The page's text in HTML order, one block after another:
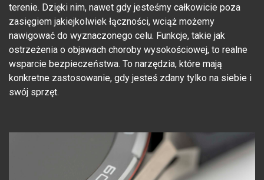
terenie. Dzięki nim, nawet gdy jesteśmy całkowicie poza
zasięgiem jakiejkolwiek łączności, wciąż możemy
nawigować do wyznaczonego celu. Funkcje, takie jak
ostrzeżenia o objawach choroby wysokościowej, to realne
wsparcie bezpieczeństwa. To narzędzia, które mają
konkretne zastosowanie, gdy jesteś zdany tylko na siebie i
swój sprzęt.